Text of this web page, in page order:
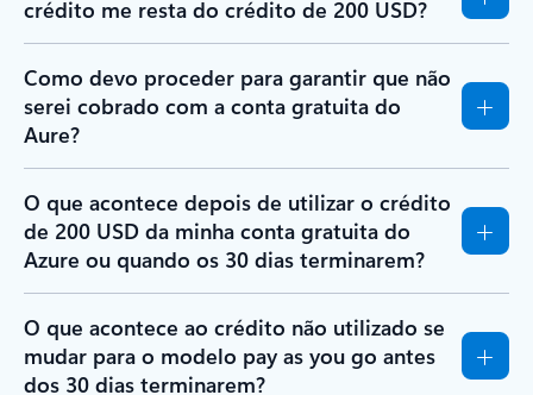
crédito me resta do crédito de 200 USD?
Como devo proceder para garantir que não
serei cobrado com a conta gratuita do
Aure?
O que acontece depois de utilizar o crédito
de 200 USD da minha conta gratuita do
Azure ou quando os 30 dias terminarem?
O que acontece ao crédito não utilizado se
mudar para o modelo pay as you go antes
dos 30 dias terminarem?